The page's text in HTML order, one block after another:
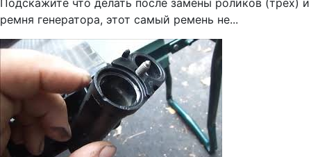
Подскажите что делать после замены роликов (трех) и
ремня генератора, этот самый ремень не...